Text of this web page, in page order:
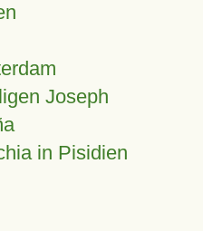
Joseph
in Pisidien